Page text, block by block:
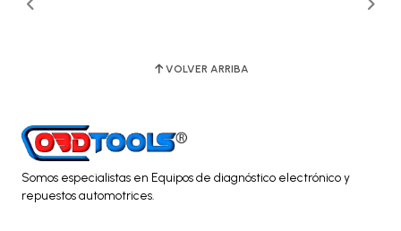
VOLVER ARRIBA
Somos especialistas en Equipos de diagnóstico electrónico y
repuestos automotrices.